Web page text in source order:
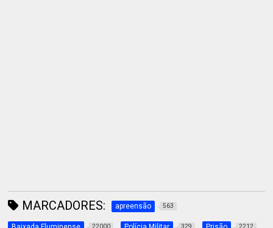
MARCADORES: apreensão 563
22000 329 2212